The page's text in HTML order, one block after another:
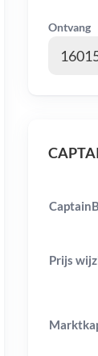
Ontvang
Prijs